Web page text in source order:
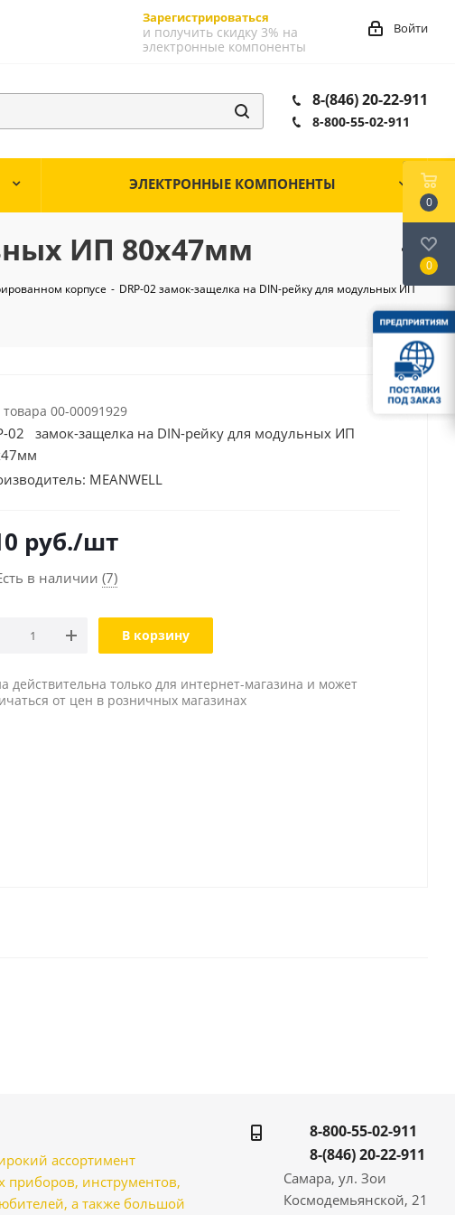
Зарегистрироваться
и получить скидку 3% на
электронные компоненты
Войти
8-(846) 20-22-911
8-800-55-02-911
ЭЛЕКТРОННЫЕ КОМПОНЕНТЫ
ИП 80х47мм
корпусе - DRP-02 замок-защелка на DIN-рейку для модульных ИП
товара 00-00091929
02 замок-защелка на DIN-рейку для модульных ИП
MEANWELL
руб./шт
в наличии (7)
В корзину
действительна только для интернет-магазина и может
от цен в розничных магазинах
ассортимент
приборов, инструментов,
а также большой
8-800-55-02-911
8-(846) 20-22-911
Самара, ул. Зои
Космодемьянской, 21
0
0